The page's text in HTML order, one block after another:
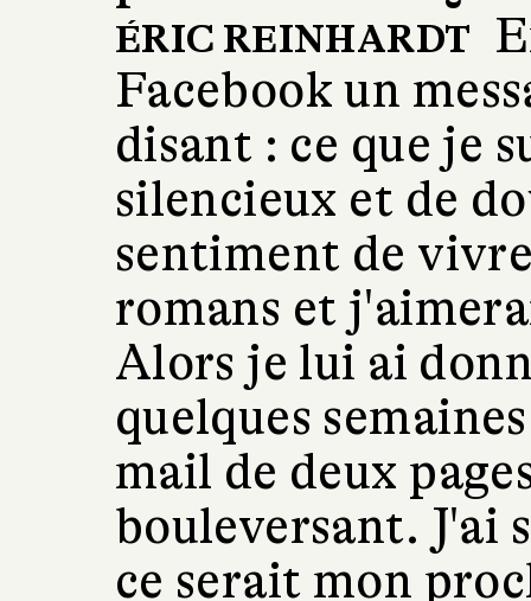
ÉRIC REINHARDT
Facebook un
disant : ce que je
silencieux et de
sentiment de
romans et
Alors je lui ai
quelques
mail de deux
bouleversant. J'ai
ce serait mon